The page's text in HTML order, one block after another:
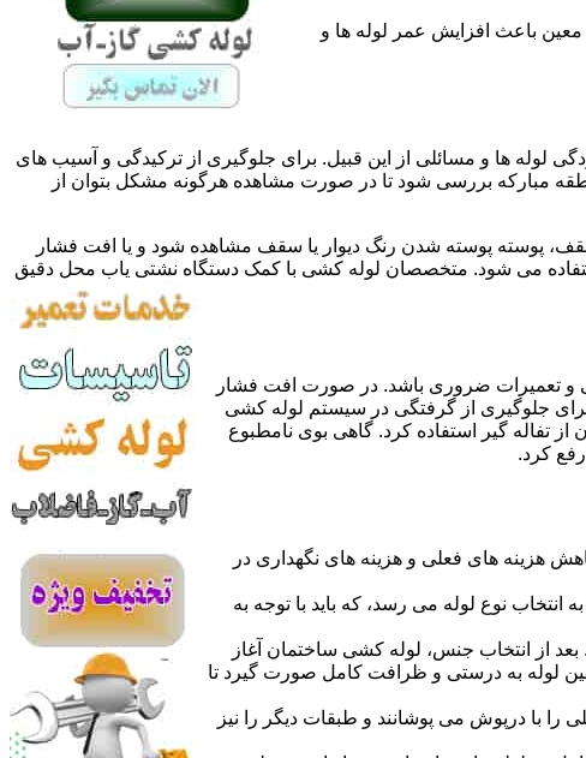
باعث افزایش عمر لوله ها و
لوله ها و مسائلی از این قبیل. برای جلوگیری از ترکیدگی و آسیب های
مبارکه بررسی شود تا در صورت مشاهده هرگونه مشکل بتوان از
پوسته پوسته شدن رنگ دیوار یا سقف مشاهده شود و یا افت فشار
می شود. متخصصان لوله کشی با کمک دستگاه نشتی یاب محل دقیق
تعمیرات ضروری باشد. در صورت افت فشار
جلوگیری از گرفتگی در سیستم لوله کشی
تفاله گیر استفاده کرد. گاهی بوی نامطبوع
کرد.
هزینه های فعلی و هزینه های نگهداری در
انتخاب نوع لوله می رسد، که باید با توجه به
از انتخاب جنس، لوله کشی ساختمان آغاز
لوله به درستی و ظرافت کامل صورت گیرد تا
را با درپوش می پوشانند و طبقات دیگر را نیز